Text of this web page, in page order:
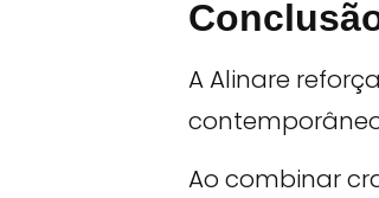
A Alinare
Ao combinar